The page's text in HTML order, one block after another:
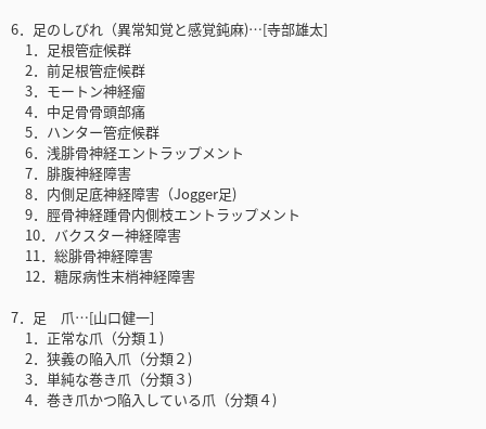
6．足のしびれ（異常知覚と感覚鈍麻)…[寺部雄太]
1．足根管症候群
2．前足根管症候群
3．モートン神経瘤
4．中足骨骨頭部痛
5．ハンター管症候群
6．浅腓骨神経エントラップメント
7．腓腹神経障害
8．内側足底神経障害（Jogger足)
9．脛骨神経踵骨内側枝エントラップメント
10．バクスター神経障害
11．総腓骨神経障害
12．糖尿病性末梢神経障害
7．足 爪…[山口健一]
1．正常な爪（分類１)
2．狭義の陥入爪（分類２)
3．単純な巻き爪（分類３)
4．巻き爪かつ陥入している爪（分類４)